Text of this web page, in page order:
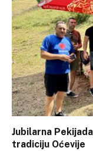
Jubilarna
tradiciju Oćevije